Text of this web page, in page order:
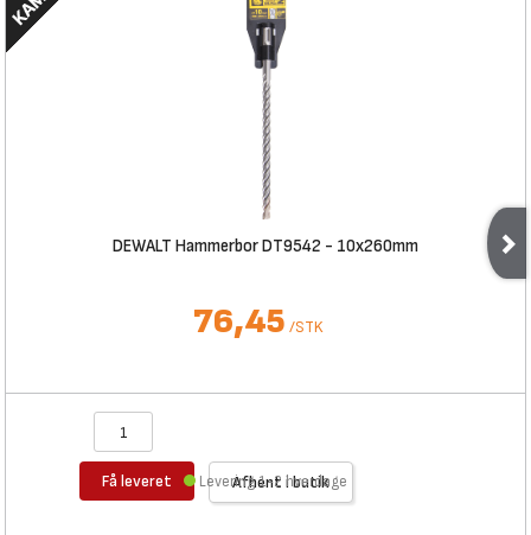
DEWALT Hammerbor DT9542 - 10x260mm
76,45 /STK
Få leveret Afhent i butik
Levering 1-2 hverdage